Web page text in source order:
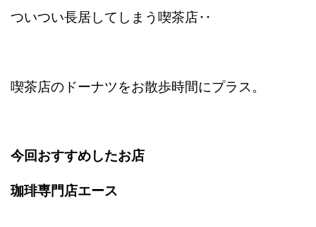
ついつい長居してしまう喫茶店‥
喫茶店のドーナツをお散歩時間にプラス。
今回おすすめしたお店
珈琲専門店エース